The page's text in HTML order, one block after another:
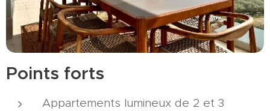
Points forts
Appartements lumineux de 2 et 3